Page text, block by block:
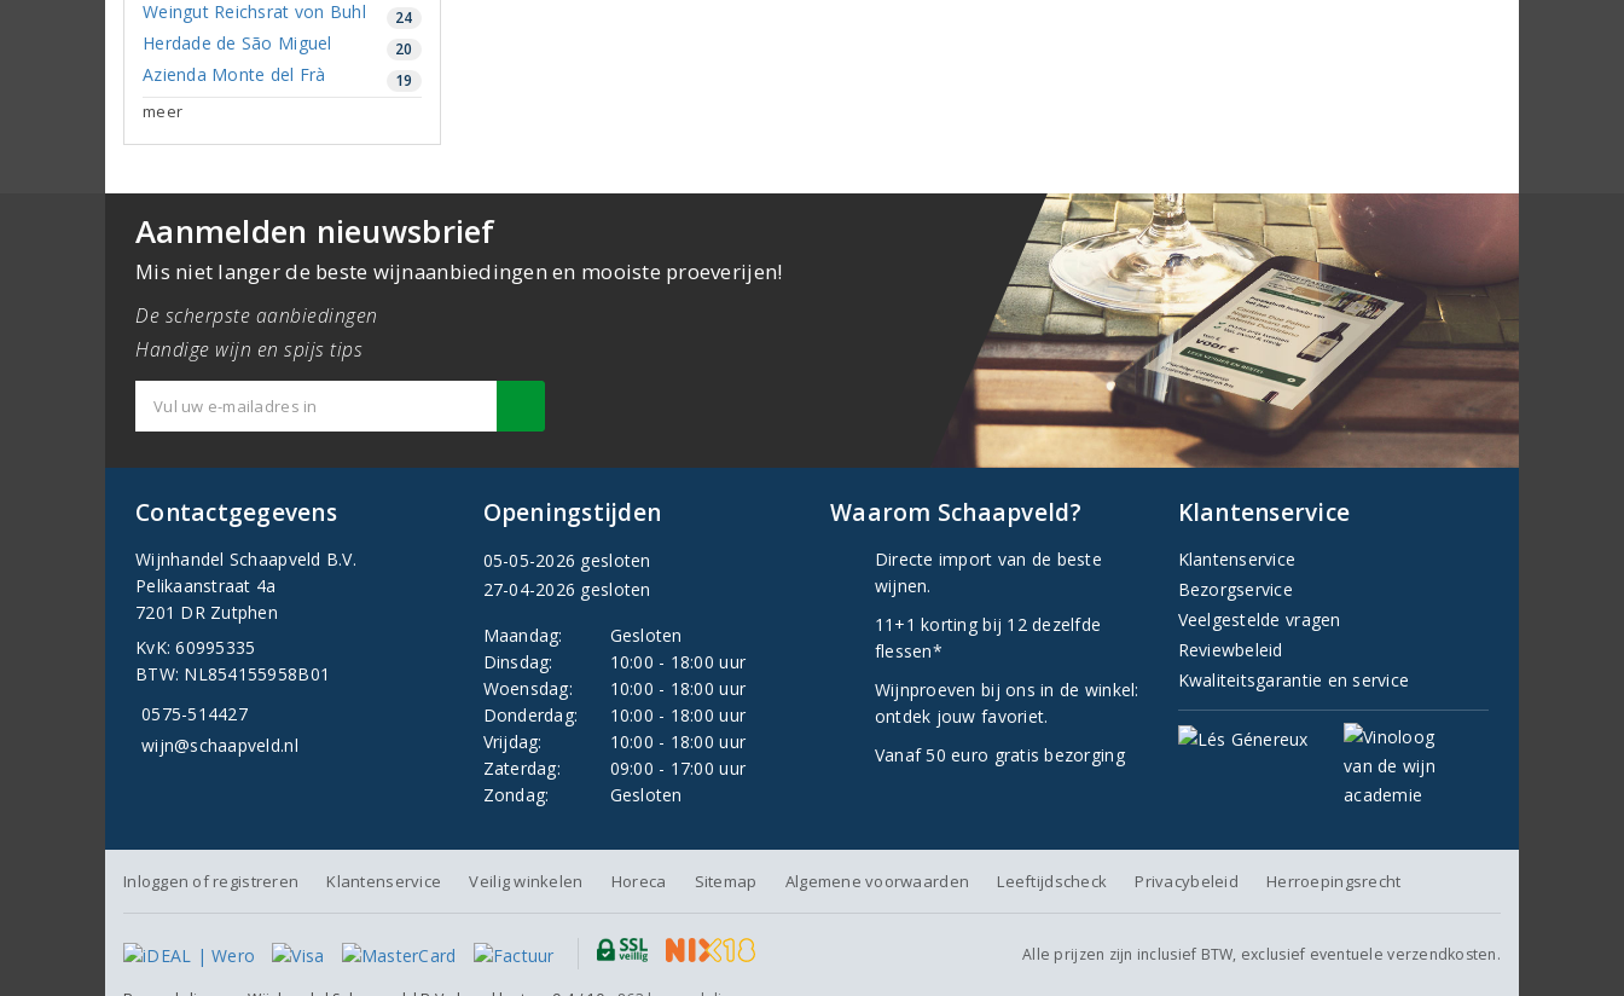
Weingut Reichsrat von Buhl 24
Herdade de São Miguel 20
Azienda Monte del Frà 19
meer
Aanmelden nieuwsbrief
Mis niet langer de beste wijnaanbiedingen en mooiste proeverijen!
De scherpste aanbiedingen
Handige wijn en spijs tips
Contactgegevens
Wijnhandel Schaapveld B.V.
Pelikaanstraat 4a
7201 DR Zutphen
KvK: 60995335
BTW: NL854155958B01
0575-514427
wijn@schaapveld.nl
Openingstijden
05-05-2026 gesloten
27-04-2026 gesloten
Maandag:
Gesloten
Dinsdag:
10:00 - 18:00 uur
Woensdag:
10:00 - 18:00 uur
Donderdag:
10:00 - 18:00 uur
Vrijdag:
10:00 - 18:00 uur
Zaterdag:
09:00 - 17:00 uur
Zondag:
Gesloten
Waarom Schaapveld?
Directe import van de beste
wijnen.
11+1 korting bij 12 dezelfde
flessen*
Wijnproeven bij ons in de winkel:
ontdek jouw favoriet.
Vanaf 50 euro gratis bezorging
Klantenservice
Klantenservice
Bezorgservice
Veelgestelde vragen
Reviewbeleid
Kwaliteitsgarantie en service
Inloggen of registreren Klantenservice Veilig winkelen Horeca Sitemap Algemene voorwaarden Leeftijdscheck Privacybeleid Herroepingsrecht
Alle prijzen zijn inclusief BTW, exclusief eventuele verzendkosten.